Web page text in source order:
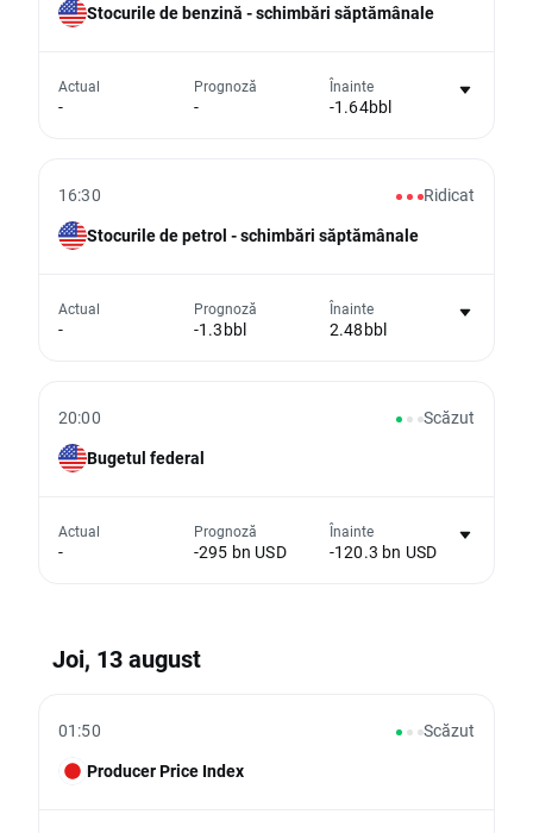
Nu există niciun grafic pentru acest
Stocurile de benzină - schimbări săptămânale
Actual
-
Prognoză
-
Înainte
-1.64bbl
Nu există niciun grafic pentru acest
eveniment
16:30
Ridicat
Stocurile de petrol - schimbări săptămânale
Actual
-
Prognoză
-1.3bbl
Înainte
2.48bbl
Nu există niciun grafic pentru acest
eveniment
20:00
Scăzut
Bugetul federal
Actual
-
Prognoză
-295 bn USD
Înainte
-120.3 bn USD
Nu există niciun grafic pentru acest
eveniment
Joi, 13 august
01:50
Scăzut
Producer Price Index